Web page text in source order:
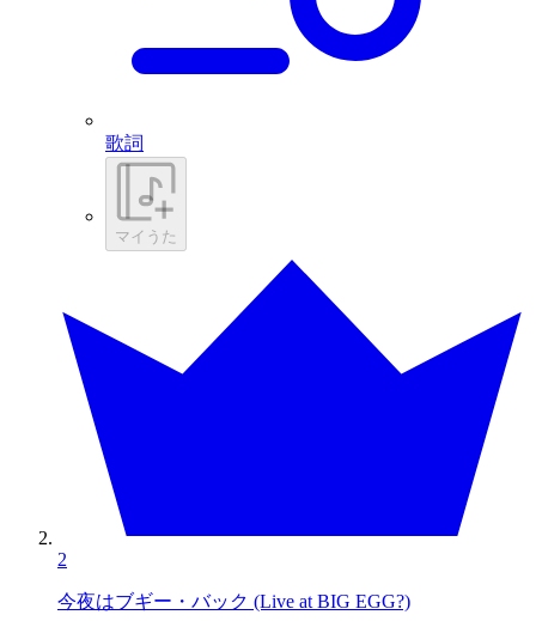
歌詞
マイうた
2
今夜はブギー・バック (Live at BIG EGG?)